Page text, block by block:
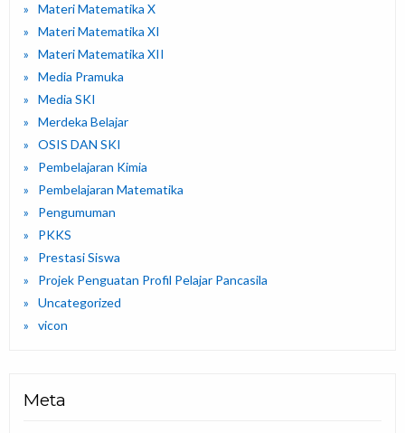
Materi Matematika X
Materi Matematika XI
Materi Matematika XII
Media Pramuka
Media SKI
Merdeka Belajar
OSIS DAN SKI
Pembelajaran Kimia
Pembelajaran Matematika
Pengumuman
PKKS
Prestasi Siswa
Projek Penguatan Profil Pelajar Pancasila
Uncategorized
vicon
Meta